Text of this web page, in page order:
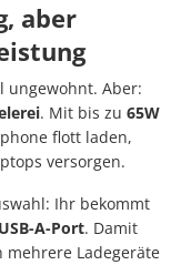
aber
ungewohnt. Aber:
. Mit bis zu 65W
flott laden,
versorgen.
Ihr bekommt
USB-A-Port. Damit
mehrere Ladegeräte